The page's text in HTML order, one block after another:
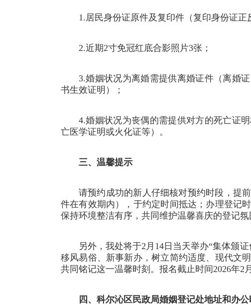
1.居民身份证原件及复印件（复印身份证正
2.近期2寸免冠红底合影照片3张；
3.婚姻状况为离婚需提供离婚证件（离婚
书生效证明）；
4.婚姻状况为丧偶的需提供对方的死亡证
亡医学证明或火化证等）。
三、温馨提示
请预约成功的新人仔细核对预约时段，提
件在有效期内），于约定时间抵达；办理登记
保持环境整洁有序，共同维护温馨喜庆的登记氛
另外，我处将于2月14日当天举办“集体颁
移风易俗、新事新办，树立简约适度、现代文
共同铭记这一温馨时刻。报名截止时间2026年2
四、科尔沁区民政局婚姻登记处地址和办公